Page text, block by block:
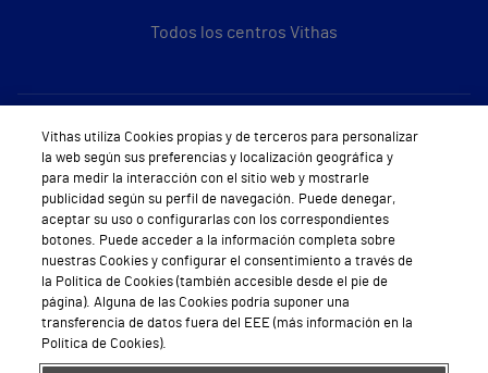
Todos los centros Vithas
Sobre Vithas
Quiénes somos
Trabajar en Vithas
Teléfono Cita Médica
Teléfono Atención al Cliente
Política de seguridad y salud en el trabajo
Vithas utiliza Cookies propias y de terceros para personalizar
la web según sus preferencias y localización geográfica y
para medir la interacción con el sitio web y mostrarle
publicidad según su perfil de navegación. Puede denegar,
aceptar su uso o configurarlas con los correspondientes
botones. Puede acceder a la información completa sobre
nuestras Cookies y configurar el consentimiento a través de
la Política de Cookies (también accesible desde el pie de
página). Alguna de las Cookies podría suponer una
transferencia de datos fuera del EEE (más información en la
Política de Cookies).